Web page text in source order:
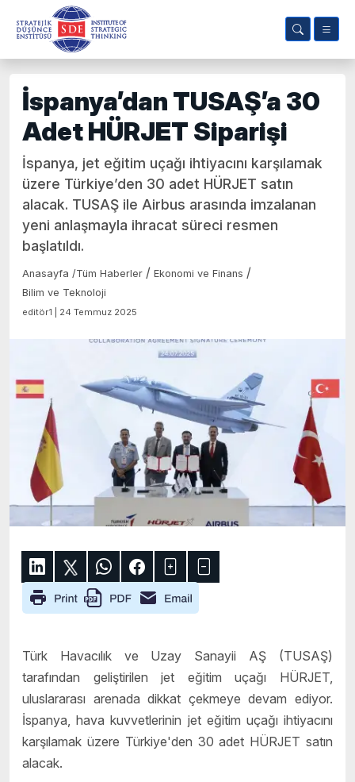
İspanya’dan TUSAŞ’a 30
Adet HÜRJET Siparişi
İspanya, jet eğitim uçağı ihtiyacını karşılamak
üzere Türkiye’den 30 adet HÜRJET satın
alacak. TUSAŞ ile Airbus arasında imzalanan
yeni anlaşmayla ihracat süreci resmen
başlatıldı.
Anasayfa /Tüm Haberler / Ekonomi ve Finans /
Bilim ve Teknoloji
editör1 | 24 Temmuz 2025
Türk Havacılık ve Uzay Sanayii AŞ (TUSAŞ)
tarafından geliştirilen jet eğitim uçağı HÜRJET,
uluslararası arenada dikkat çekmeye devam ediyor.
İspanya, hava kuvvetlerinin jet eğitim uçağı ihtiyacını
karşılamak üzere Türkiye'den 30 adet HÜRJET satın
alacak.